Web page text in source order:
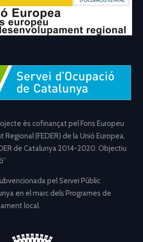
és cofinançat pel Fons Europeu
(FEDER) de la Unió Europea,
de Catalunya 2014-2020. Objectiu
pel Servei Públic
en el marc dels Programes de
local.